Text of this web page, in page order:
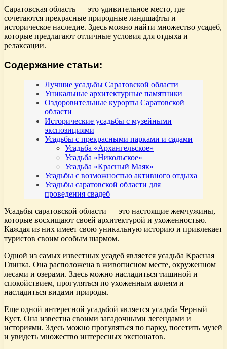
Саратовская область — это удивительное место, где
сочетаются прекрасные природные ландшафты и
историческое наследие. Здесь можно найти множество усадеб,
которые предлагают отличные условия для отдыха и
релаксации.
Содержание статьи:
Лучшие усадьбы Саратовской области
Уникальные архитектурные памятники
Оздоровительные курорты Саратовской
области
Исторические усадьбы с музейными
экспозициями
Усадьбы с прекрасными парками и садами
Усадьба «Архангельское»
Усадьба «Никольское»
Усадьба «Красный Маяк»
Усадьбы с возможностью активного отдыха
Усадьбы саратовской области для
проведения свадеб
Усадьбы саратовской области — это настоящие жемчужины,
которые восхищают своей архитектурой и ухоженностью.
Каждая из них имеет свою уникальную историю и привлекает
туристов своим особым шармом.
Одной из самых известных усадеб является усадьба Красная
Глинка. Она расположена в живописном месте, окруженном
лесами и озерами. Здесь можно насладиться тишиной и
спокойствием, прогуляться по ухоженным аллеям и
насладиться видами природы.
Еще одной интересной усадьбой является усадьба Черный
Куст. Она известна своими загадочными легендами и
историями. Здесь можно прогуляться по парку, посетить музей
и увидеть множество интересных экспонатов.